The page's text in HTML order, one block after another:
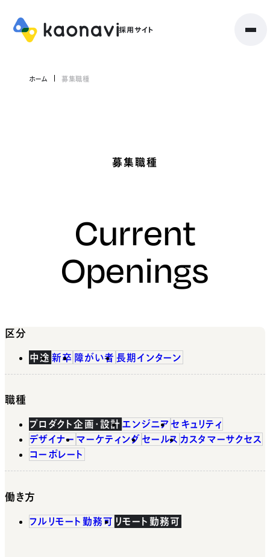
ホーム 募集職種
募集職種
Current
Openings
区分
中途 新卒 障がい者 長期インターン
職種
プロダクト企画・設計 エンジニア セキュリティ
デザイナー マーケティング セールス カスタマーサクセス
コーポレート
働き方
フルリモート勤務可 リモート勤務可